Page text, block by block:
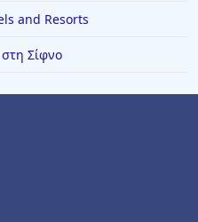
and Resorts
Σίφνο